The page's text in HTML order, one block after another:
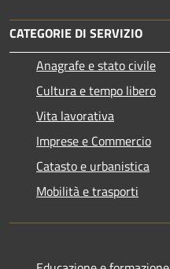
CATEGORIE DI SERVIZIO
Anagrafe e stato civile
Cultura e tempo libero
Vita lavorativa
Imprese e Commercio
Catasto e urbanistica
Mobilità e trasporti